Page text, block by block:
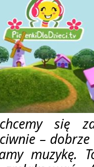
się
– dobrze
muzykę.